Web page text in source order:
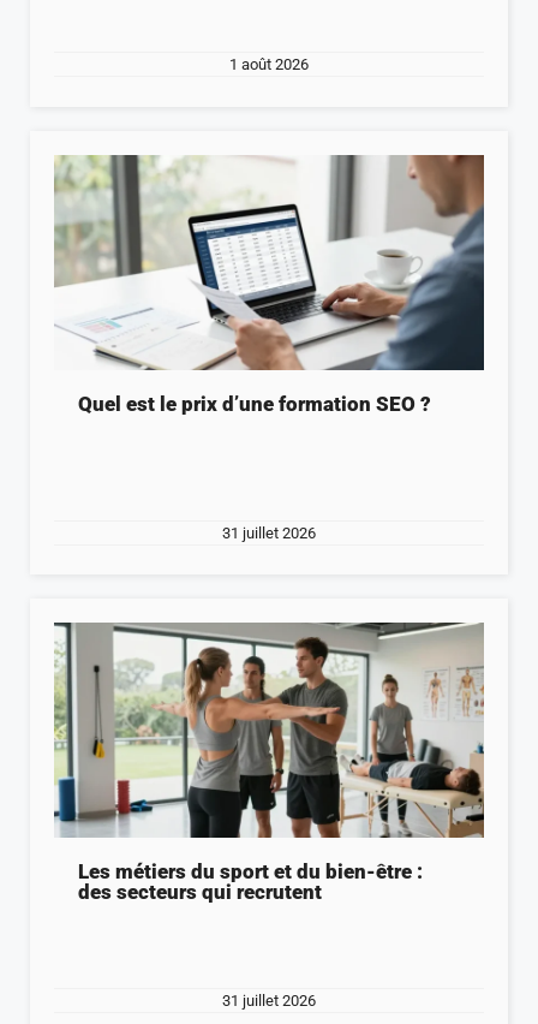
1 août 2026
Quel est le prix d’une formation SEO ?
31 juillet 2026
Les métiers du sport et du bien-être :
des secteurs qui recrutent
31 juillet 2026